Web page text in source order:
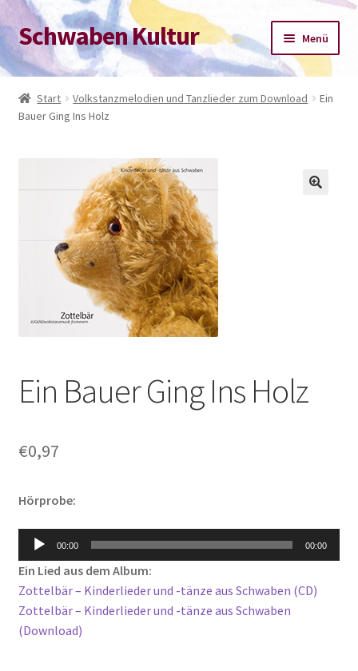
Zur
Navigation
springen
Zum
Inhalt
springen
Schwaben Kultur Menü
Start
Datenschutz-Bestimmungen
Mein Konto
Warenkorb
Start Volkstanzmelodien und Tanzlieder zum Download
Ein
Bauer Ging Ins Holz
Ein Bauer Ging Ins Holz
€0,97
Hörprobe:
Audio-
Player
00:00 00:00
Ein Lied aus dem Album:
Zottelbär – Kinderlieder und -tänze aus Schwaben (CD)
Zottelbär – Kinderlieder und -tänze aus Schwaben
(Download)